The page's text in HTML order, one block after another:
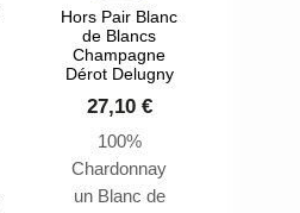
Le
Champagne
Dérot-Delugny
Blanche peut
très bien se
marier avec
des apéritifs,
Hors Pair Blanc
de Blancs
Champagne
Dérot Delugny
27,10 €
100%
Chardonnay
un Blanc de